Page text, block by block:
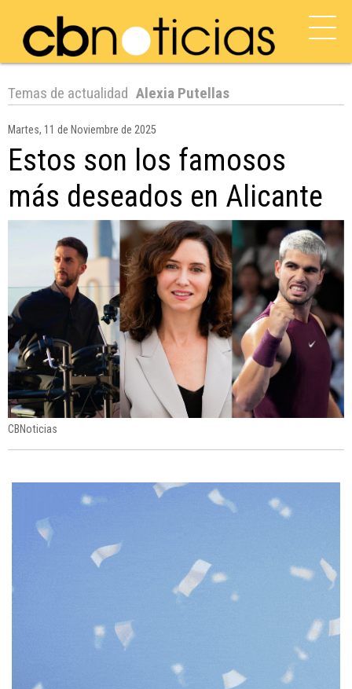
Temas de actualidad Alexia Putellas
Martes, 11 de Noviembre de 2025
Estos son los famosos
más deseados en Alicante
CBNoticias